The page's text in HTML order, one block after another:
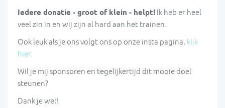
Iedere donatie - groot of klein - helpt! Ik heb er heel
veel zin in en wij zijn al hard aan het trainen.
Ook leuk als je ons volgt ons op onze insta pagina, klik
hier.
Wil je mij sponsoren en tegelijkertijd dit mooie doel
steunen?
Dank je wel!